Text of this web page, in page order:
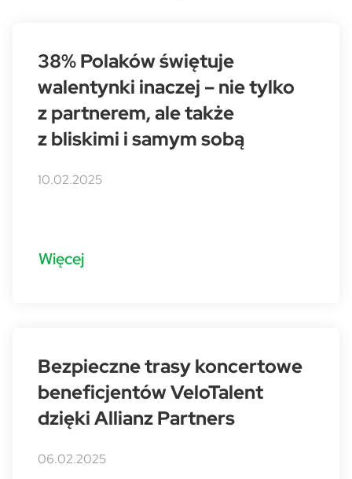
38% Polaków świętuje
walentynki inaczej – nie tylko
z partnerem, ale także
z bliskimi i samym sobą
10.02.2025
Więcej
Bezpieczne trasy koncertowe
beneficjentów VeloTalent
dzięki Allianz Partners
06.02.2025